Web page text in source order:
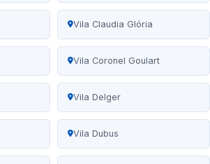
Vila Claudia Glória
Vila Coronel Goulart
Vila Delger
Vila Dubus